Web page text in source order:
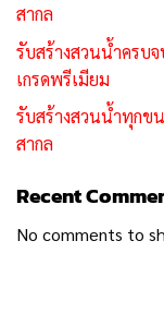
สากล
รับสร้างสวนน้ำครบ
เกรดพรีเมียม
รับสร้างสวนน้ำทุกข
สากล
Recent
No comments to